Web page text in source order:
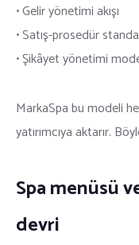
• Gelir yönetimi akışı
• Satış-prosedür
• Şikâyet yönetimi
MarkaSpa bu modeli
yatırımcıya aktarır.
Spa menüsü
devri